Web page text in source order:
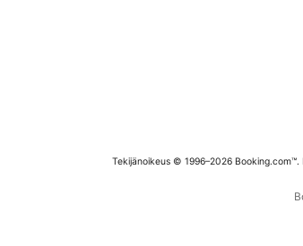
Tekijänoikeus © 1996–2026